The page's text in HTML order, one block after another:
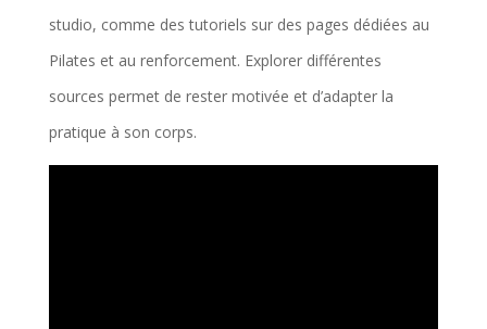
studio, comme des tutoriels sur des pages dédiées au
Pilates et au renforcement. Explorer différentes
sources permet de rester motivée et d’adapter la
pratique à son corps.